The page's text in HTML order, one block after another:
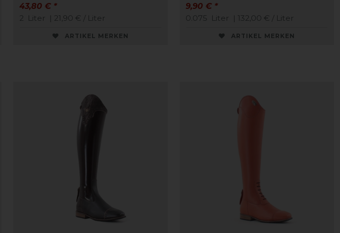
43,80 € *
2 Liter | 21,90 € / Liter
ARTIKEL MERKEN
9,90 € *
0.075 Liter | 132,00 € / Liter
ARTIKEL MERKEN